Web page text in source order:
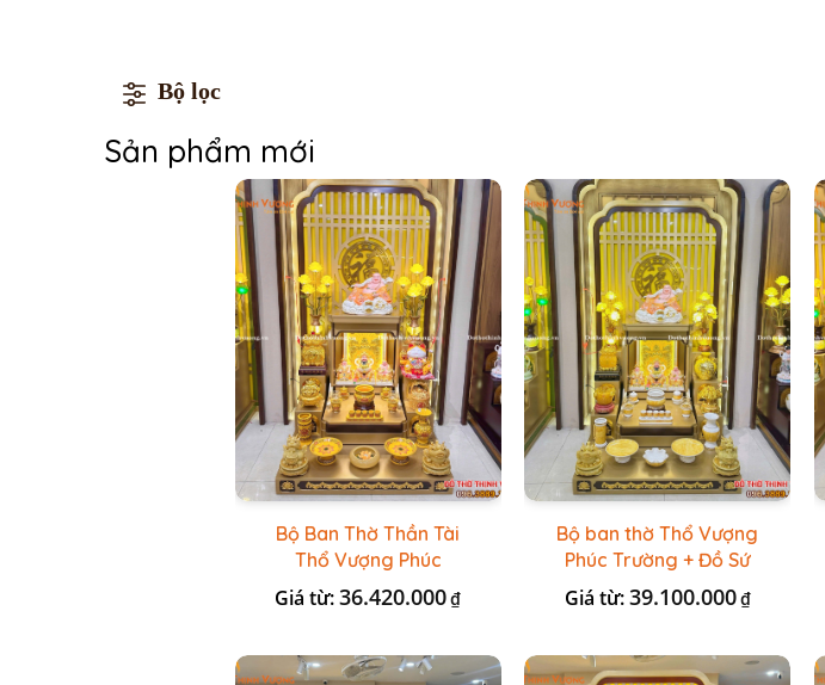
Bộ lọc
Sản phẩm mới
Bộ Ban Thờ Thần Tài
Thổ Vượng Phúc
Trường + Bộ Đồ Sứ Cao
Cấp Gấm Vàng
Giá từ:36.420.000₫
Bộ ban thờ Thổ Vượng
Phúc Trường + Đồ Sứ
Vàng Đá Cao Cấp
Giá từ:39.100.000₫